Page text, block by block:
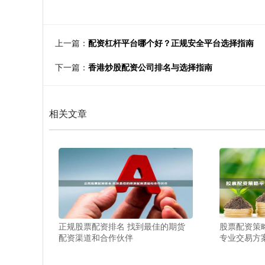
上一篇： 配资杠杆平台哪个好？正规安全平台选择指南
下一篇： 香港炒股配资公司排名与选择指南
相关文章
正规股票配资排名 找到最佳的期货
配资渠道和合作伙伴
股票配资策
专业交易方